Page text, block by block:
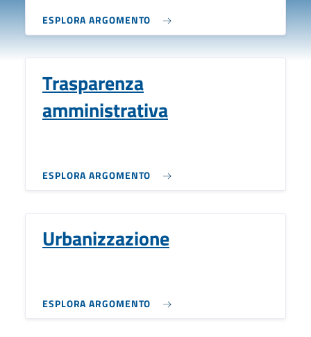
ESPLORA ARGOMENTO
Trasparenza
amministrativa
ESPLORA ARGOMENTO
Urbanizzazione
ESPLORA ARGOMENTO